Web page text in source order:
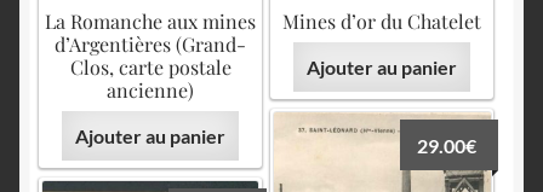
La Romanche aux mines
d’Argentières (Grand-
Clos, carte postale
ancienne)
Ajouter au panier
Mines d’or du Chatelet
Ajouter au panier
29.00€